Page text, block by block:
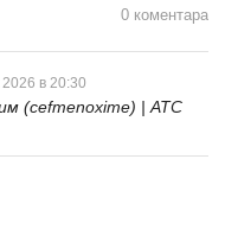
0 коментара
в 20:30
(cefmenoxime) | ATC